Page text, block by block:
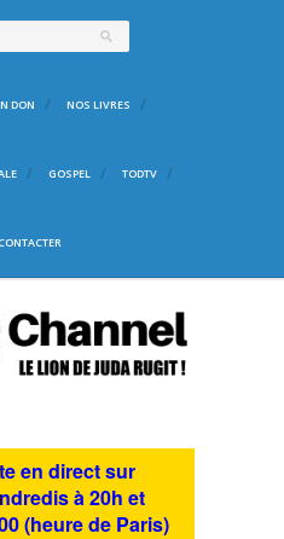
DON NOS LIVRES
GOSPEL TODTV
en direct sur
à 20h et
(heure de Paris)